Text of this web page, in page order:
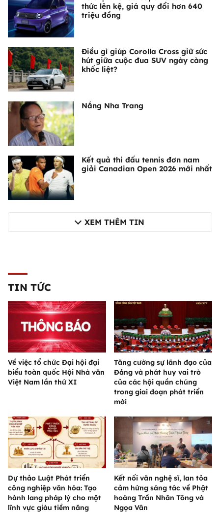
thức lên kệ, giá quy đổi hơn 640
triệu đồng
Điều gì giúp Corolla Cross giữ sức
hút giữa cuộc đua SUV ngày càng
khốc liệt?
Nắng Nha Trang
Kết quả thi đấu tennis đơn nam
giải Canadian Open 2026 mới nhất
XEM THÊM TIN
TIN TỨC
Về việc tổ chức Đại hội đại
biểu toàn quốc Hội Nhà văn
Việt Nam lần thứ XI
Tăng cường sự lãnh đạo của
Đảng và phát huy vai trò
của các hội quần chúng
trong giai đoạn phát triển
mới
Dự thảo Luật Phát triển
công nghiệp văn hóa: Tạo
hành lang pháp lý cho một
lĩnh vực giàu tiềm năng
Kết nối văn nghệ sĩ, lan tỏa
cảm hứng sáng tác về Phật
hoàng Trần Nhân Tông và
Ngọa Vân